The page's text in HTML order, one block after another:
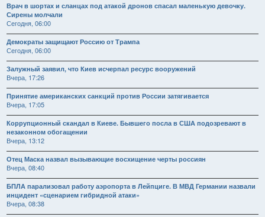
Врач в шортах и сланцах под атакой дронов спасал маленькую девочку.
Сирены молчали
Сегодня, 06:00
Демократы защищают Россию от Трампа
Сегодня, 06:00
Залужный заявил, что Киев исчерпал ресурс вооружений
Вчера, 17:26
Принятие американских санкций против России затягивается
Вчера, 17:05
Коррупционный скандал в Киеве. Бывшего посла в США подозревают в
незаконном обогащении
Вчера, 13:12
Отец Маска назвал вызывающие восхищение черты россиян
Вчера, 08:40
БПЛА парализовал работу аэропорта в Лейпциге. В МВД Германии назвали
инцидент «сценарием гибридной атаки»
Вчера, 08:38